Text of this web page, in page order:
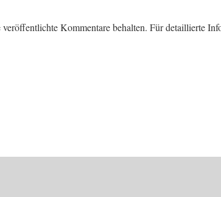
Kommentare behalten. Für detaillierte